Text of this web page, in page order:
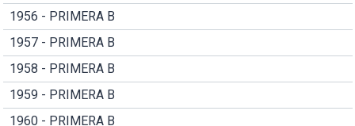
1956 - PRIMERA B
1957 - PRIMERA B
1958 - PRIMERA B
1959 - PRIMERA B
1960 - PRIMERA B